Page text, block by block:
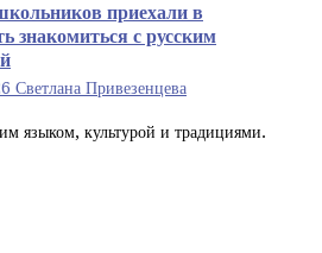
приехали в
знакомиться с русским
Светлана Привезенцева
языком, культурой и традициями.